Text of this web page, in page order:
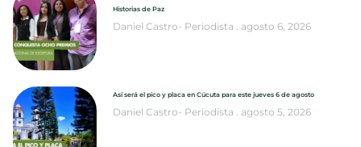
Historias de Paz
Daniel Castro- Periodista agosto 6, 2026
Así será el pico y placa en Cúcuta para este jueves 6 de agosto
Daniel Castro- Periodista agosto 5, 2026